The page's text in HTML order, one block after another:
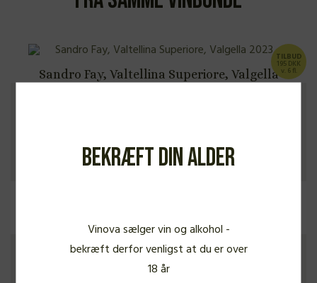
Sandro Fay, Valtellina Superiore, Valgella
2023
240,00kr.
TILBUD
195 DKK
v. 6 fl.
Sandro Fay, Valtellina Superiore, Ca’ Morei
MEDIUM RØDVIN
Bekræft din alder
Vinova sælger vin og alkohol -
bekræft derfor venligst at du er over
18 år